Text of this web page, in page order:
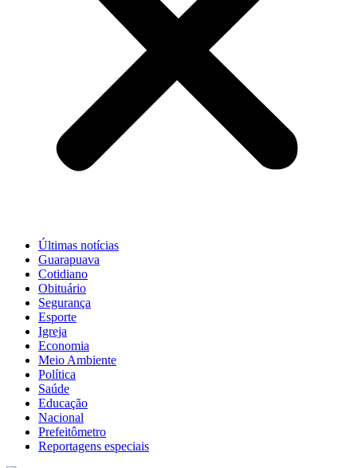
Últimas notícias
Guarapuava
Cotidiano
Obituário
Segurança
Esporte
Igreja
Economia
Meio Ambiente
Política
Saúde
Educação
Nacional
Prefeitômetro
Reportagens especiais